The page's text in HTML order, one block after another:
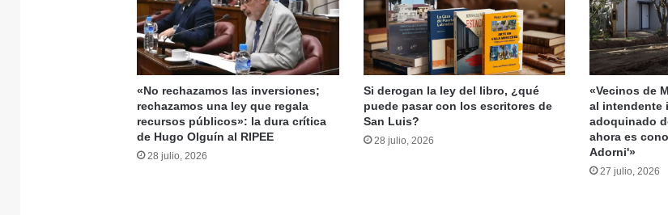
31 julio, 2026
Eduardo
30 julio, 2026
Jubilados Autoconvocados
boliche
«No rechazamos las inversiones;
rechazamos una ley que regala
recursos públicos»: la dura crítica
de Hugo Olguín al RIPEE
28 julio, 2026
Si derogan la ley del libro, ¿qué
puede pasar con los escritores de
San Luis?
28 julio, 2026
«Vecinos de
al intendente
adoquinado
ahora es
Adorni'»
27 julio, 2026